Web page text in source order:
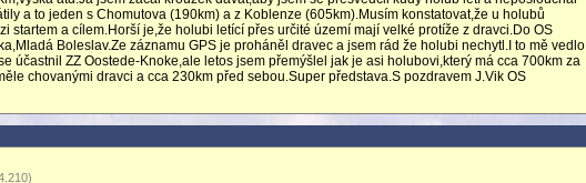
a to jeden s Chomutova (190km) a z Koblenze (605km).Musím konstatovat,že u holubů
startem a cílem.Horší je,že holubi letící přes určité území mají velké protíže z dravci.Do OS
Boleslav.Ze záznamu GPS je proháněl dravec a jsem rád že holubi nechytl.I to mě vedlo
účastnil ZZ Oostede-Knoke,ale letos jsem přemýšlel jak je asi holubovi,který má cca 700km za
chovanými dravci a cca 230km před sebou.Super představa.S pozdravem J.Vik OS